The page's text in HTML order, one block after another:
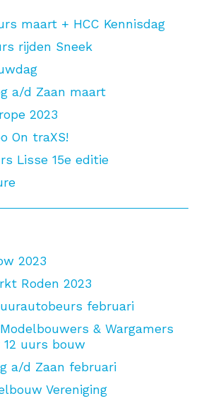
maart + HCC Kennisdag
rijden Sneek
a/d Zaan maart
2023
On traXS!
Lisse 15e editie
2023
Roden 2023
februari
& Wargamers
uurs bouw
a/d Zaan februari
Vereniging